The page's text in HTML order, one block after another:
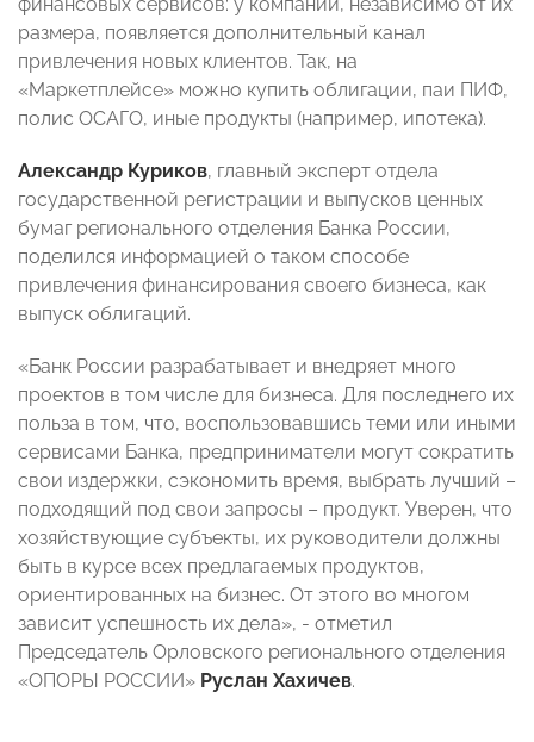
размера, появляется дополнительный канал
привлечения новых клиентов. Так, на
«Маркетплейсе» можно купить облигации, паи ПИФ,
полис ОСАГО, иные продукты (например, ипотека).
Александр Куриков, главный эксперт отдела
государственной регистрации и выпусков ценных
бумаг регионального отделения Банка России,
поделился информацией о таком способе
привлечения финансирования своего бизнеса, как
выпуск облигаций.
«Банк России разрабатывает и внедряет много
проектов в том числе для бизнеса. Для последнего их
польза в том, что, воспользовавшись теми или иными
сервисами Банка, предприниматели могут сократить
свои издержки, сэкономить время, выбрать лучший –
подходящий под свои запросы – продукт. Уверен, что
хозяйствующие субъекты, их руководители должны
быть в курсе всех предлагаемых продуктов,
ориентированных на бизнес. От этого во многом
зависит успешность их дела», - отметил
Председатель Орловского регионального отделения
«ОПОРЫ РОССИИ» Руслан Хахичев.